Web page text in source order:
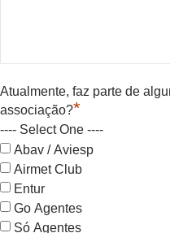
Atualmente, faz parte de
associação?*
---- Select One ----
Abav / Aviesp
Airmet Club
Entur
Go Agentes
Só Agentes